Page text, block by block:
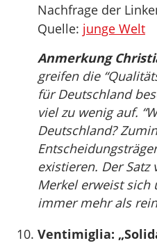
Nachfrage der
Quelle: junge Welt
Anmerkung
greifen die
für Deutschland
viel zu wenig auf.
Deutschland?
existieren. Der
Merkel erweist sich
immer mehr als
Ventimiglia: